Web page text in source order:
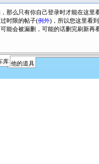
那么只有你自己登录时才能在这里
时限的帖子(例外)，所以您这里看
能会被漏删，可能的话删完刷新再
库 他的道具